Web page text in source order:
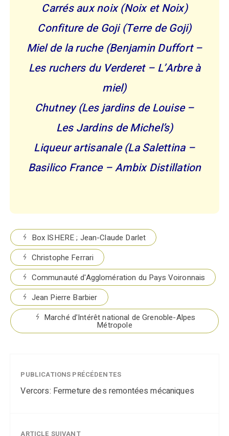
Carrés aux noix (Noix et Noix)
Confiture de Goji (Terre de Goji)
Miel de la ruche (Benjamin Duffort –
Les ruchers du Verderet – L’Arbre à
miel)
Chutney (Les jardins de Louise –
Les Jardins de Michel’s)
Liqueur artisanale (La Salettina –
Basilico France – Ambix Distillation
Box ISHERE ; Jean-Claude Darlet
Christophe Ferrari
Communauté d'Agglomération du Pays Voironnais
Jean Pierre Barbier
Marché d’Intérêt national de Grenoble-Alpes
Métropole
PUBLICATIONS PRÉCÉDENTES
Vercors: Fermeture des remontées mécaniques
ARTICLE SUIVANT